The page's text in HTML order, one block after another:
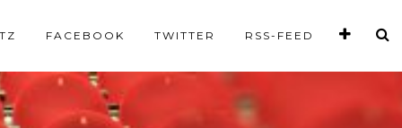
FACEBOOK TWITTER RSS-FEED